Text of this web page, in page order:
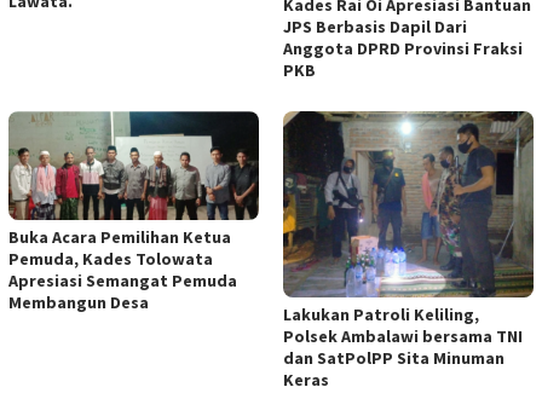
Kades Rai Oi Apresiasi Bantuan
JPS Berbasis Dapil Dari
Anggota DPRD Provinsi Fraksi
PKB
Buka Acara Pemilihan Ketua
Pemuda, Kades Tolowata
Apresiasi Semangat Pemuda
Membangun Desa
Lakukan Patroli Keliling,
Polsek Ambalawi bersama TNI
dan SatPolPP Sita Minuman
Keras